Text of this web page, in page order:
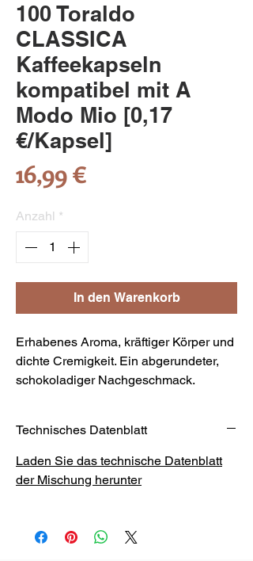
100 Toraldo
CLASSICA
Kaffeekapseln
kompatibel mit A
Modo Mio [0,17
€/Kapsel]
16,99 €
Anzahl *
In den Warenkorb
Erhabenes Aroma, kräftiger Körper und
dichte Cremigkeit. Ein abgerundeter,
schokoladiger Nachgeschmack.
Technisches Datenblatt
Laden Sie das technische Datenblatt
der Mischung herunter